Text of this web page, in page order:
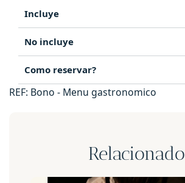
Incluye
No incluye
Como reservar?
REF: Bono - Menu gastronomico
Relacionado